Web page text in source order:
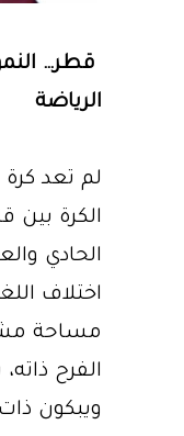
قطر…
الرياضة
لم تعد كرة
الكرة بين
الحادي
اختلاف
مساحة
الفرح
ويبكون